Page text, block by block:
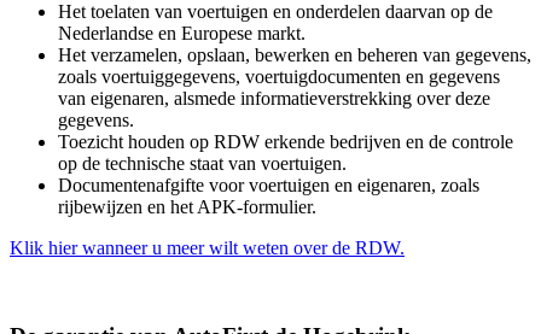
Het toelaten van voertuigen en onderdelen daarvan op de
Nederlandse en Europese markt.
Het verzamelen, opslaan, bewerken en beheren van gegevens,
zoals voertuiggegevens, voertuigdocumenten en gegevens
van eigenaren, alsmede informatieverstrekking over deze
gegevens.
Toezicht houden op RDW erkende bedrijven en de controle
op de technische staat van voertuigen.
Documentenafgifte voor voertuigen en eigenaren, zoals
rijbewijzen en het APK-formulier.
Klik hier wanneer u meer wilt weten over de RDW.